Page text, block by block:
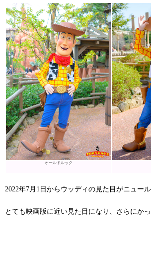
オールドルック
2022年7月1日からウッディの見た目がニュー
とても映画版に近い見た目になり、さらにかっ